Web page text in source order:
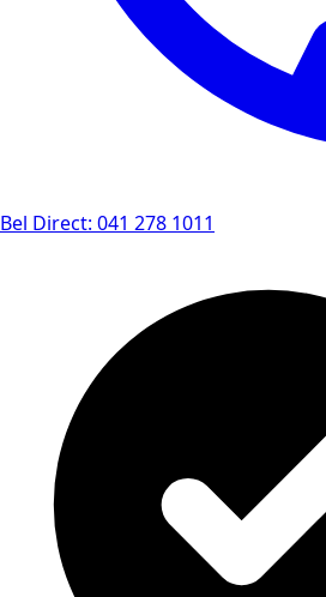
Bel Direct: 041 278 1011